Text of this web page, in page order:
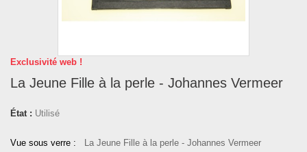
Exclusivité web !
La Jeune Fille à la perle - Johannes Vermeer
État : Utilisé
Vue sous verre : La Jeune Fille à la perle - Johannes Vermeer